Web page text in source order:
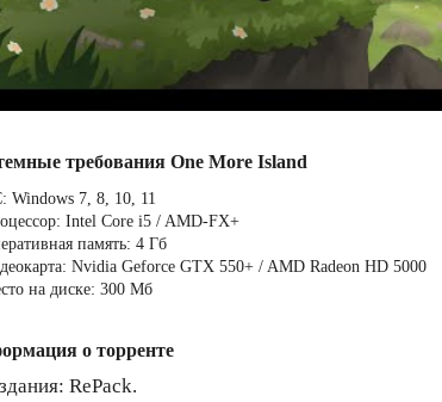
требования One More Island
Windows 7, 8, 10, 11
Intel Core i5 / AMD-FX+
память: 4 Гб
Nvidia Geforce GTX 550+ / AMD Radeon HD 5000
на диске: 300 Мб
о торренте
RePack.